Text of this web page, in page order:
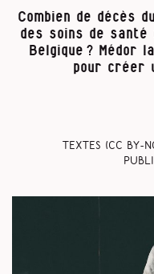
Combien de décès
des soins de santé
Belgique ? Médor
pour créer
Textes (CC BY-